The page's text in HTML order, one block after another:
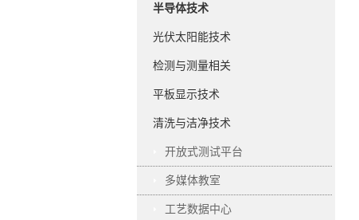
半导体技术
光伏太阳能技术
检测与测量相关
平板显示技术
清洗与洁净技术
开放式测试平台
多媒体教室
工艺数据中心